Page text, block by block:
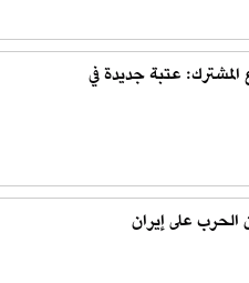
المشترك: عتبة جديدة في
على إيران